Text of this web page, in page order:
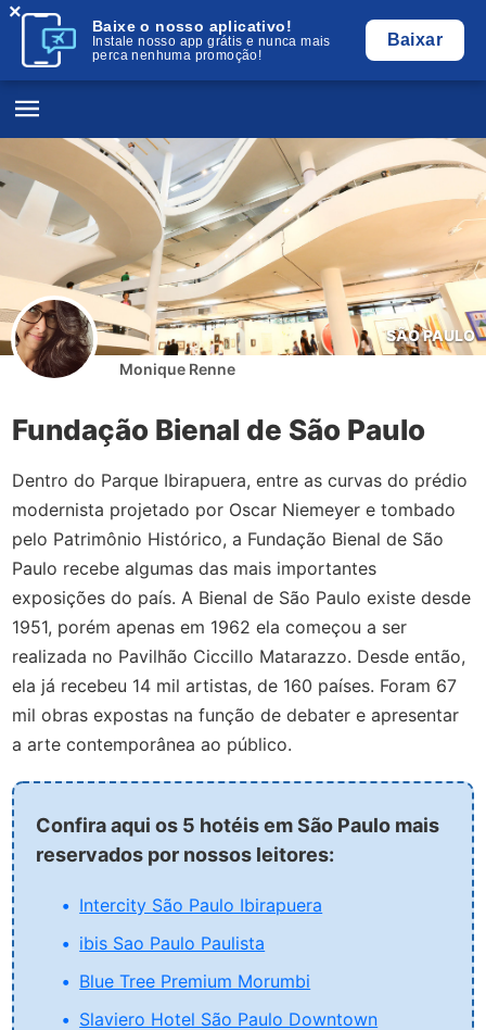
Baixe o nosso aplicativo!
Instale nosso app grátis e nunca mais
perca nenhuma promoção!
Baixar
×
SÃO PAULO
Monique Renne
Fundação Bienal de São Paulo
Dentro do Parque Ibirapuera, entre as curvas do prédio
modernista projetado por Oscar Niemeyer e tombado
pelo Patrimônio Histórico, a Fundação Bienal de São
Paulo recebe algumas das mais importantes
exposições do país. A Bienal de São Paulo existe desde
1951, porém apenas em 1962 ela começou a ser
realizada no Pavilhão Ciccillo Matarazzo. Desde então,
ela já recebeu 14 mil artistas, de 160 países. Foram 67
mil obras expostas na função de debater e apresentar
a arte contemporânea ao público.
Confira aqui os 5 hotéis em São Paulo mais
reservados por nossos leitores:
Intercity São Paulo Ibirapuera
ibis Sao Paulo Paulista
Blue Tree Premium Morumbi
Slaviero Hotel São Paulo Downtown